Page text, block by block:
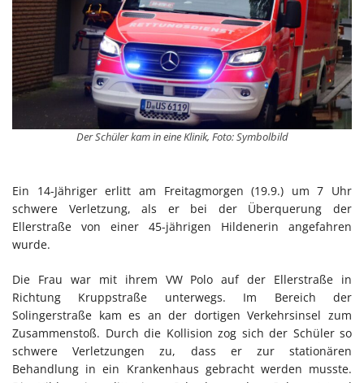
Der Schüler kam in eine Klinik, Foto: Symbolbild
Ein 14-Jähriger erlitt am Freitagmorgen (19.9.) um 7 Uhr
schwere Verletzung, als er bei der Überquerung der
Ellerstraße von einer 45-jährigen Hildenerin angefahren
wurde.
Die Frau war mit ihrem VW Polo auf der Ellerstraße in
Richtung Kruppstraße unterwegs. Im Bereich der
Solingerstraße kam es an der dortigen Verkehrsinsel zum
Zusammenstoß. Durch die Kollision zog sich der Schüler so
schwere Verletzungen zu, dass er zur stationären
Behandlung in ein Krankenhaus gebracht werden musste.